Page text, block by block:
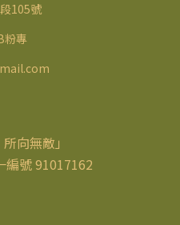
105號
粉專
向無敵」
編號 91017162